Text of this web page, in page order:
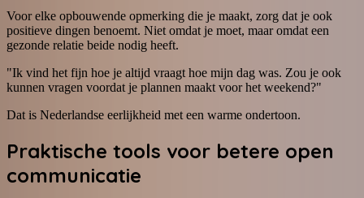
Voor elke opbouwende opmerking die je maakt, zorg dat je ook
positieve dingen benoemt. Niet omdat je moet, maar omdat een
gezonde relatie beide nodig heeft.
"Ik vind het fijn hoe je altijd vraagt hoe mijn dag was. Zou je ook
kunnen vragen voordat je plannen maakt voor het weekend?"
Dat is Nederlandse eerlijkheid met een warme ondertoon.
Praktische tools voor betere open
communicatie